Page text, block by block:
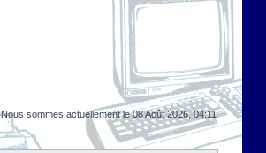
Nous sommes actuellement le 08 Août 2026, 04:11